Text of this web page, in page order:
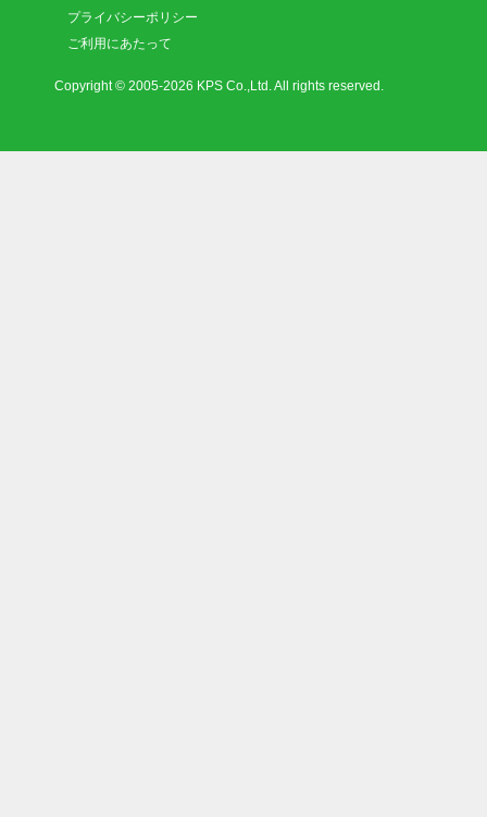
プライバシーポリシー
ご利用にあたって
Copyright © 2005-2026 KPS Co.,Ltd. All rights reserved.